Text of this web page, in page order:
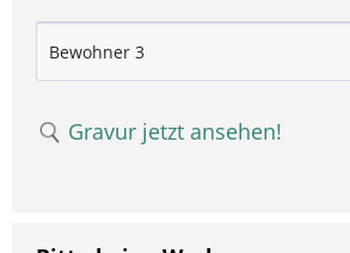
Gravur jetzt ansehen!